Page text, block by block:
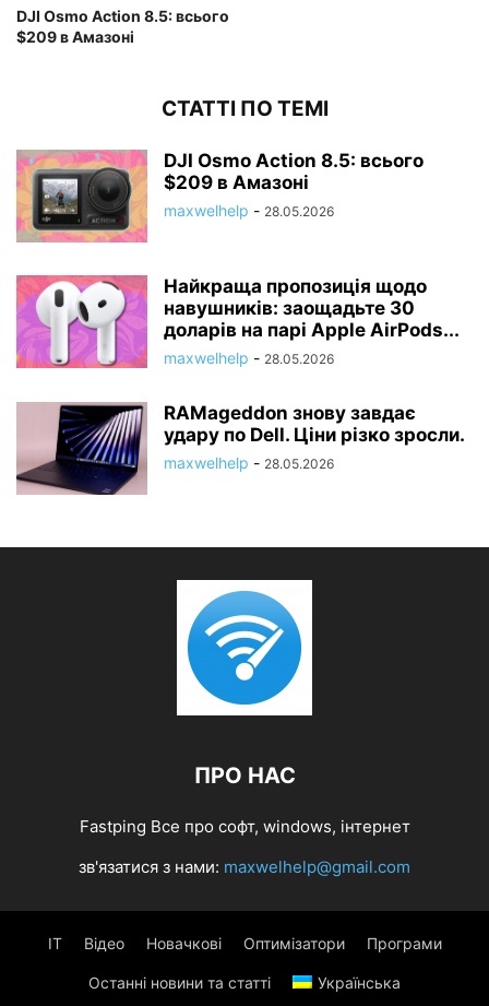
DJI Osmo Action 8.5: всього
$209 в Амазоні
СТАТТІ ПО ТЕМІ
DJI Osmo Action 8.5: всього
$209 в Амазоні
maxwelhelp - 28.05.2026
Найкраща пропозиція щодо
навушників: заощадьте 30
доларів на парі Apple AirPods...
maxwelhelp - 28.05.2026
RAMageddon знову завдає
удару по Dell. Ціни різко зросли.
maxwelhelp - 28.05.2026
ПРО НАС
Fastping Все про софт, windows, інтернет
зв'язатися з нами: maxwelhelp@gmail.com
IT Відео Новачкові Оптимізатори Програми
Останні новини та статті Українська